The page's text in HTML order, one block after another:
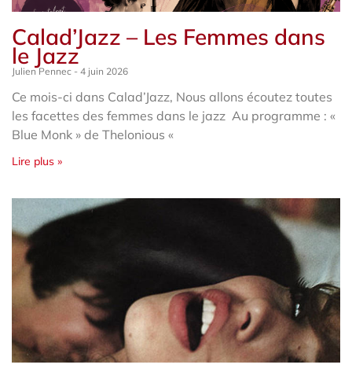
Calad’Jazz – Les Femmes dans
le Jazz
Julien Pennec 4 juin 2026
Ce mois-ci dans Calad’Jazz, Nous allons écoutez toutes
les facettes des femmes dans le jazz Au programme : «
Blue Monk » de Thelonious «
Lire plus »